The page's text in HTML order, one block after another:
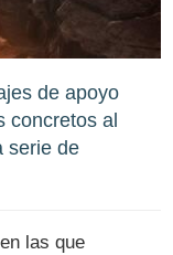
de apoyo
concretos al
serie de
las que